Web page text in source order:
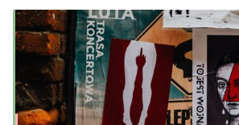
de
l’article
de
l’article